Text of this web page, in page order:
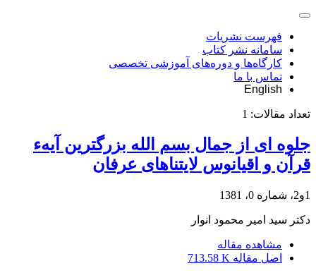
فهرست نشریات
سامانه نشر کتاب
کارگاه‌ها و دوره‌های آموزشی تخصصی
تماس با ما
English
تعداد مقالات: 1
جلوه ای از جمال بسم الله بزرگترین آیهء
قرآن و اقیانوس لایتناهای عرفان
1و2، شماره 0، 1381
دکتر سید امیر محمود انوار
مشاهده مقاله
اصل مقاله 713.58 K